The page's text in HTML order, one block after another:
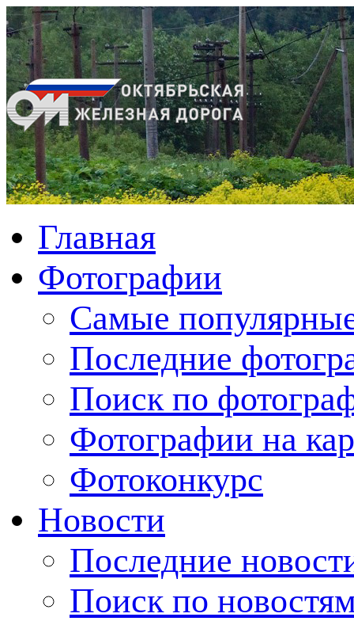
Главная
Фотографии
Cамые
Последние
Поиск по
Фотографии на
Фотоконкурс
Новости
Последние
Поиск по